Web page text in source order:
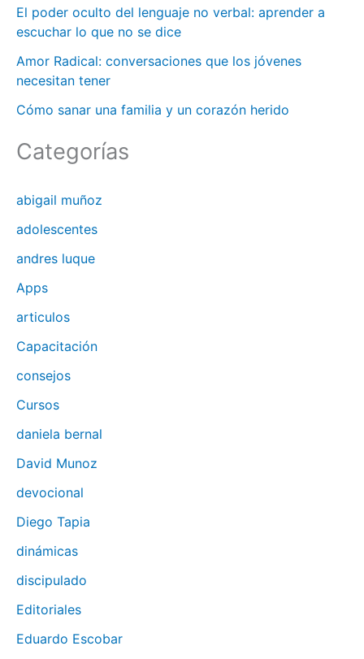
:El poder oculto del lenguaje no verbal: aprender a
escuchar lo que no se dice
Amor Radical: conversaciones que los jóvenes
necesitan tener
Cómo sanar una familia y un corazón herido
Categorías
abigail muñoz
adolescentes
andres luque
Apps
articulos
Capacitación
consejos
Cursos
daniela bernal
David Munoz
devocional
Diego Tapia
dinámicas
discipulado
Editoriales
Eduardo Escobar